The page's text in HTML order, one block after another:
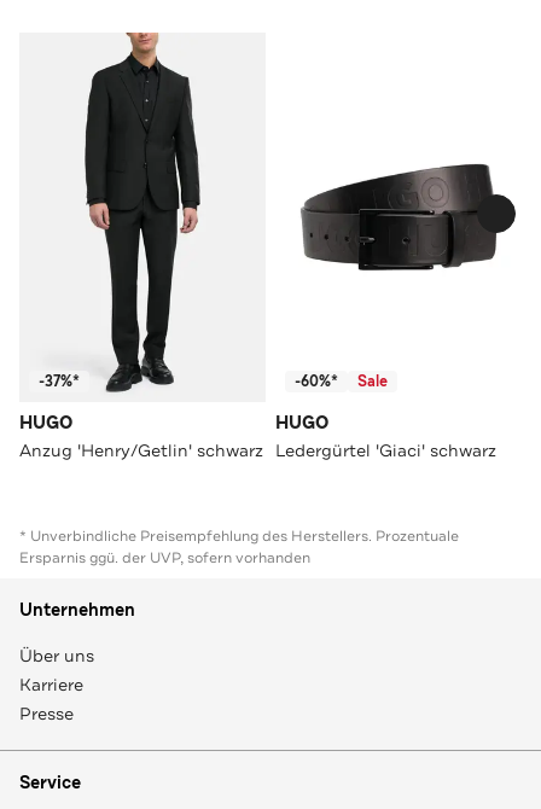
-37%*
HUGO
Anzug 'Henry/Getlin' schwarz
-60%* Sale
HUGO
Ledergürtel 'Giaci' schwarz
* Unverbindliche Preisempfehlung des Herstellers. Prozentuale
Ersparnis ggü. der UVP, sofern vorhanden
Unternehmen
Über uns
Karriere
Presse
Service